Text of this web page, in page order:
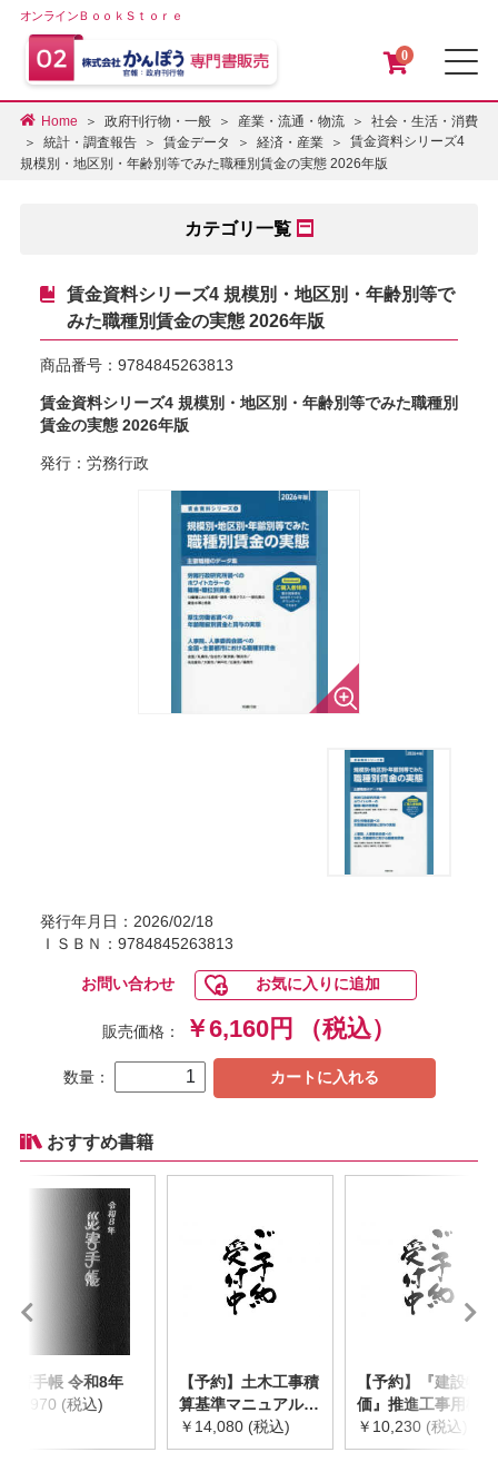
オンラインＢｏｏｋＳｔｏｒｅ
0
Home 政府刊行物・一般 産業・流通・物流
社会・生活・消費
統計・調査報告
賃金データ 経済・産業
賃金資料シリーズ4
規模別・地区別・年齢別等でみた職種別賃金の実態 2026年版
カテゴリ一覧
賃金資料シリーズ4 規模別・地区別・年齢別等で
みた職種別賃金の実態 2026年版
商品番号： 9784845263813
賃金資料シリーズ4 規模別・地区別・年齢別等でみた職種別
賃金の実態 2026年版
発行：労務行政
発行年月日：2026/02/18
ＩＳＢＮ：9784845263813
お問い合わせ お気に入りに追加
販売価格： ￥6,160円 （税込）
数量： カートに入れる
おすすめ書籍
災害手帳 令和8年
￥2,970 (税込)
【予約】土木工事積
算基準マニュアル
令和8年度版
※2026年8月下旬発
￥14,080 (税込)
【予約】『建設物
価』推進工事用機械
器具等基礎価格表
2026年度版
￥10,230 (税込)